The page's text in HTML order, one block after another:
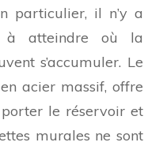
particulier, il n’y a
à atteindre où la
s’accumuler. Le
acier massif, offre
le réservoir et
murales ne sont